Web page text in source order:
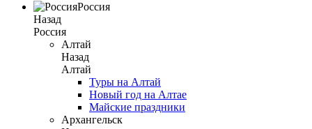
Россия
Назад
Россия
Алтай
Назад
Алтай
Туры на Алтай
Новый год на Алтае
Майские праздники
Архангельск